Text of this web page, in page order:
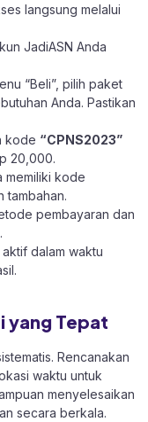
langsung melalui
JadiASN Anda
“Beli”, pilih paket
Anda. Pastikan
kode “CPNS2023”
20,000.
memiliki kode
tambahan.
pembayaran dan
dalam waktu
yang Tepat
Rencanakan
waktu untuk
menyelesaikan
secara berkala.